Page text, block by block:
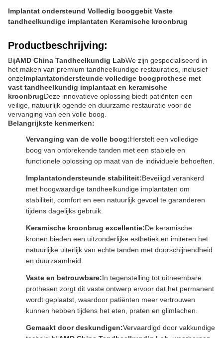
Implantat ondersteund Volledig booggebit Vaste
tandheelkundige implantaten Keramische kroonbrug
Productbeschrijving:
BijAMD China Tandheelkundig LabWe zijn gespecialiseerd in
het maken van premium tandheelkundige restauraties, inclusief
onzeImplantatondersteunde volledige boogprothese met
vast tandheelkundig implantaat en keramische
kroonbrugDeze innovatieve oplossing biedt patiënten een
veilige, natuurlijk ogende en duurzame restauratie voor de
vervanging van een volle boog.
Belangrijkste kenmerken:
Vervanging van de volle boog:Herstelt een volledige
boog van ontbrekende tanden met een stabiele en
functionele oplossing op maat van de individuele behoeften.
Implantatondersteunde stabiliteit:Beveiligd verankerd
met hoogwaardige tandheelkundige implantaten om
stabiliteit, comfort en een natuurlijk gevoel te garanderen
tijdens dagelijks gebruik.
Keramische kroonbrug excellentie:De keramische
kronen bieden een uitzonderlijke esthetiek en imiteren het
natuurlijke uiterlijk van echte tanden met doorschijnendheid
en duurzaamheid.
Vaste en betrouwbare:In tegenstelling tot uitneembare
prothesen zorgt dit vaste ontwerp ervoor dat het permanent
wordt geplaatst, waardoor patiënten meer vertrouwen
kunnen hebben tijdens het eten, praten en glimlachen.
Gemaakt door deskundigen:Vervaardigd door vakkundige